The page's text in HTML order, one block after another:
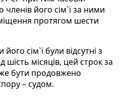
членів його сім`ї за ними
протягом шести
сім`ї були відсутні з
місяців, цей строк за
бути продовжено
– судом.